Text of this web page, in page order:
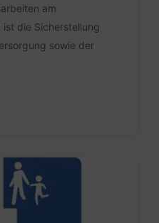
am
die Sicherstellung
sowie der